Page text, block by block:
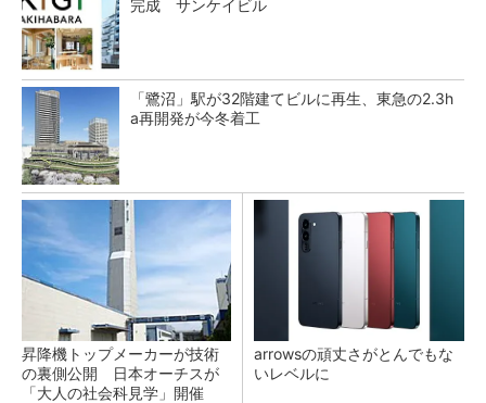
完成 サンケイビル
「鷺沼」駅が32階建てビルに再生、東急の2.3h
a再開発が今冬着工
昇降機トップメーカーが技術
の裏側公開 日本オーチスが
「大人の社会科見学」開催
arrowsの頑丈さがとんでもな
いレベルに